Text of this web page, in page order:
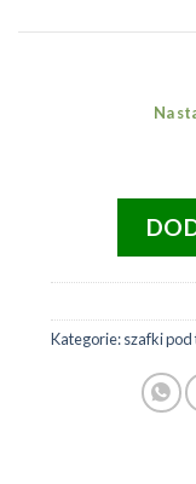
Na
Kategorie:szafki